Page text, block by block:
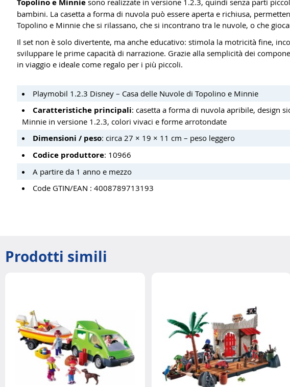
Topolino e Minnie
bambini. La casetta a forma di nuvola può essere aperta e richiusa,
Topolino e Minnie che si rilassano, che si incontrano tra le nuvole, o che
Il set non è solo divertente, ma anche educativo: stimola la motricità fine,
sviluppare le prime capacità di narrazione. Grazie alla semplicità dei
in viaggio e ideale come regalo per i più piccoli.
Playmobil 1.2.3 Disney – Casa delle Nuvole di Topolino e Minnie
Caratteristiche principali: casetta a forma di nuvola apribile, design
Minnie in versione 1.2.3, colori vivaci e forme arrotondate
Dimensioni / peso: circa 27 × 19 × 11 cm – peso leggero
Codice produttore: 10966
A partire da 1 anno e mezzo
Code GTIN/EAN : 4008789713193
Prodotti simili